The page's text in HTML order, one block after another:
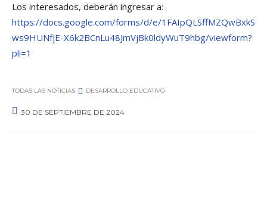
Los interesados, deberán ingresar a:
https://docs.google.com/forms/d/e/1FAIpQLSffMZQwBxkS
ws9HUNfjE-X6k2BCnLu48JmVjBk0ldyWuT9hbg/viewform?
pli=1
TODAS LAS NOTICIAS DESARROLLO EDUCATIVO
30 DE SEPTIEMBRE DE 2024